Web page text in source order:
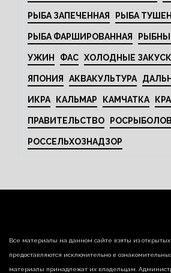
РЫБА ЗАПЕЧЕННАЯ РЫБА
РЫБА ФАРШИРОВАННАЯ
УЖИН ФАС ХОЛОДНЫЕ
ЯПОНИЯ АКВАКУЛЬТУРА
ИКРА КАЛЬМАР КАМЧАТКА
ПРАВИТЕЛЬСТВО
РОССЕЛЬХОЗНАДЗОР
Все материалы на данном сайте взяты из открытых
предоставляются исключительно в
материалы принадлежат их владельцам.